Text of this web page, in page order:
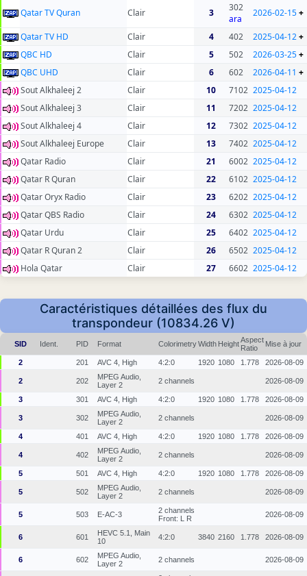
Qatar TV Quran
Clair 3
302
ara
2026-02-15+
Qatar TV HD Clair 4 402 2025-04-12+
QBC HD
Clair 5 502 2026-03-25+
QBC UHD
Clair 6 602 2026-04-11 +
Sout Alkhaleej 2
Clair 10 7102 2025-04-12
Sout Alkhaleej 3
Clair 11 7202 2025-04-12
Sout Alkhaleej 4
Clair 12 7302 2025-04-12
Sout Alkhaleej Europe
Clair 13 7402 2025-04-12
Qatar Radio
Clair 21 6002 2025-04-12
Qatar R Quran
Clair 22 6102 2025-04-12
Qatar Oryx Radio
Clair 23 6202 2025-04-12
Qatar QBS Radio
Clair 24 6302 2025-04-12
Qatar Urdu
Clair 25 6402 2025-04-12
Qatar R Quran 2
Clair 26 6502 2025-04-12
Hola Qatar
Clair 27 6602 2025-04-12
Caractéristiques détaillées des flux du
transpondeur (10834.26 V)
SID Ident. PID Format ColorimetryWidth HeightAspect
Ratio
Mise à jour
2 201 AVC 4, High 4:2:0 1920 1080 1.778 2026-08-09
2 202
MPEG Audio,
Layer 2
2 channels 2026-08-09
3 301 AVC 4, High 4:2:0 1920 1080 1.778 2026-08-09
3 302
MPEG Audio,
Layer 2
2 channels 2026-08-09
4 401 AVC 4, High 4:2:0 1920 1080 1.778 2026-08-09
4 402
MPEG Audio,
Layer 2
2 channels 2026-08-09
5 501 AVC 4, High 4:2:0 1920 1080 1.778 2026-08-09
5 502
MPEG Audio,
Layer 2
2 channels 2026-08-09
5 503 E-AC-3
2 channels
Front: L R
2026-08-09
6 601
HEVC 5.1, Main
10
4:2:0 3840 2160 1.778 2026-08-09
6 602
MPEG Audio,
Layer 2
2 channels 2026-08-09